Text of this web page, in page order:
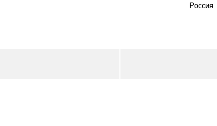
Россия